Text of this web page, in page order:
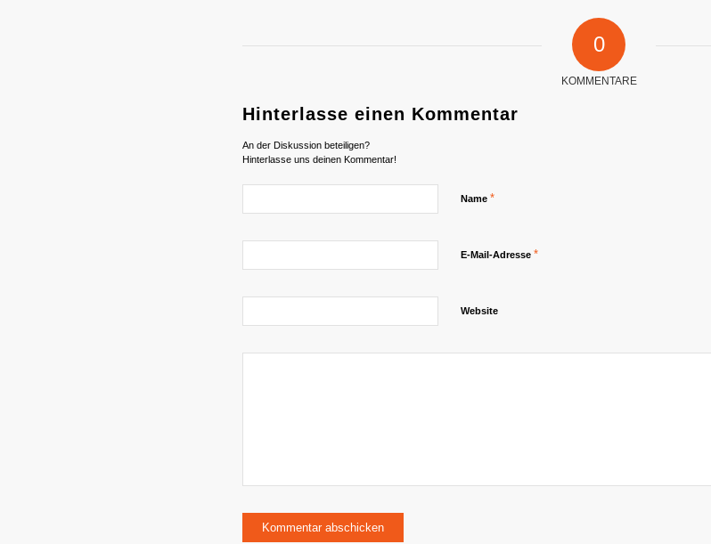
0
KOMMENTARE
Hinterlasse einen Kommentar
An der Diskussion beteiligen?
Hinterlasse uns deinen Kommentar!
Name *
E-Mail-Adresse *
Website